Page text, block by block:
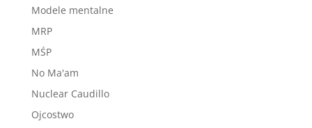
Modele mentalne
MRP
MŚP
No Ma'am
Nuclear Caudillo
Ojcostwo